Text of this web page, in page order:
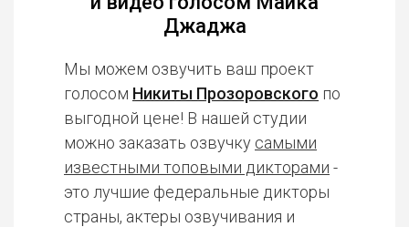
Джаджа
Мы можем озвучить ваш проект
голосом Никиты Прозоровского по
выгодной цене! В нашей студии
можно заказать озвучку самыми
известными топовыми дикторами -
это лучшие федеральные дикторы
страны, актеры озвучивания и